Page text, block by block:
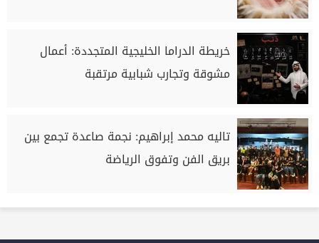
خريطة الدراما الخليجية المتجددة: أعمال
مشوقة وتجارب شبابية مرتقبة
تاليه محمد إبراهيم: نجمة صاعدة تجمع بين
بريق الفن وتفوق الرياضة